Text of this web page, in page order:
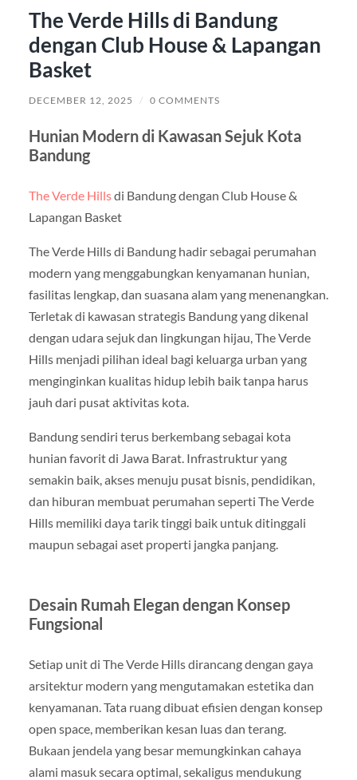
The Verde Hills di Bandung
dengan Club House & Lapangan
Basket
DECEMBER 12, 2025 / 0 COMMENTS
Hunian Modern di Kawasan Sejuk Kota
Bandung
The Verde Hillsdi Bandung dengan Club House &
Lapangan Basket
The Verde Hills di Bandung hadir sebagai perumahan
modern yang menggabungkan kenyamanan hunian,
fasilitas lengkap, dan suasana alam yang menenangkan.
Terletak di kawasan strategis Bandung yang dikenal
dengan udara sejuk dan lingkungan hijau, The Verde
Hills menjadi pilihan ideal bagi keluarga urban yang
menginginkan kualitas hidup lebih baik tanpa harus
jauh dari pusat aktivitas kota.
Bandung sendiri terus berkembang sebagai kota
hunian favorit di Jawa Barat. Infrastruktur yang
semakin baik, akses menuju pusat bisnis, pendidikan,
dan hiburan membuat perumahan seperti The Verde
Hills memiliki daya tarik tinggi baik untuk ditinggali
maupun sebagai aset properti jangka panjang.
Desain Rumah Elegan dengan Konsep
Fungsional
Setiap unit di The Verde Hills dirancang dengan gaya
arsitektur modern yang mengutamakan estetika dan
kenyamanan. Tata ruang dibuat efisien dengan konsep
open space, memberikan kesan luas dan terang.
Bukaan jendela yang besar memungkinkan cahaya
alami masuk secara optimal, sekaligus mendukung